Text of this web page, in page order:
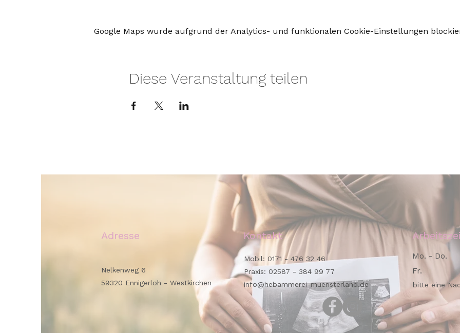
Google Maps wurde aufgrund der Analytics- und funktionalen Cookie-Einstellungen
Diese Veranstaltung teilen
Adresse Kontakt
Nelkenweg 6
59320 Ennigerloh - Westkirchen
Mobil: 0171 - 476 32 46
Praxis: 02587 - 384 99 77
info@hebammerei-muensterland.de
Mo. - Do.
Fr.
bitte eine